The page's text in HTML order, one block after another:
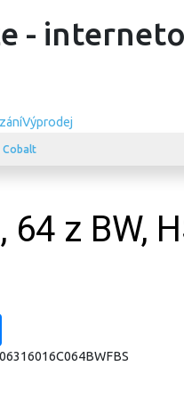
-
Výprodej
Cobalt
z BW,